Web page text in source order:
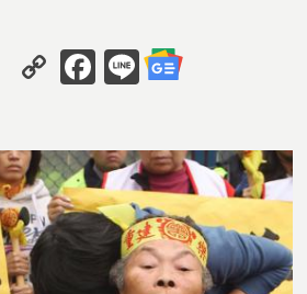
養院之間的結構性衝突。透過
Copy
Link
Facebook
Line